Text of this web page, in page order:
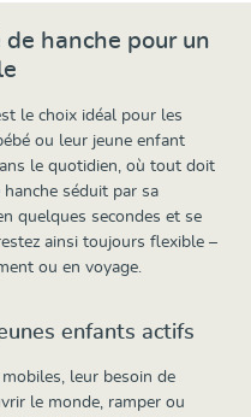
hanche pour un
le choix idéal pour les
ou leur jeune enfant
le quotidien, où tout doit
séduit par sa
quelques secondes et se
ainsi toujours flexible –
ou en voyage.
enfants actifs
leur besoin de
le monde, ramper ou